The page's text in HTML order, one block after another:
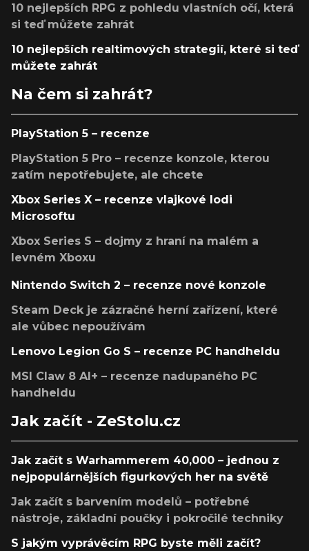
10 nejlepších RPG z pohledu vlastních očí, která
si teď můžete zahrát
10 nejlepších realtimových strategií, které si teď
můžete zahrát
Na čem si zahrát?
PlayStation 5 – recenze
PlayStation 5 Pro – recenze konzole, kterou
zatím nepotřebujete, ale chcete
Xbox Series X – recenze vlajkové lodi
Microsoftu
Xbox Series S – dojmy z hraní na malém a
levném Xboxu
Nintendo Switch 2 – recenze nové konzole
Steam Deck je zázračné herní zařízení, které
ale vůbec nepoužívám
Lenovo Legion Go S – recenze PC handheldu
MSI Claw 8 AI+ – recenze nadupaného PC
handheldu
Jak začít - ZeStolu.cz
Jak začít s Warhammerem 40,000 – jednou z
nejpopulárnějších figurkových her na světě
Jak začít s barvením modelů – potřebné
nástroje, základní poučky i pokročilé techniky
S jakým vyprávěcím RPG byste měli začít?